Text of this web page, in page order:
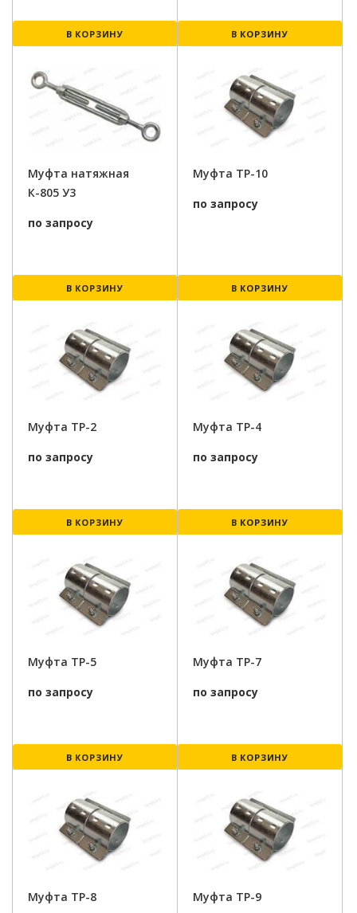
В КОРЗИНУ В КОРЗИНУ
Муфта натяжная
К-805 У3
по запросу
В КОРЗИНУ
Муфта ТР-10
по запросу
В КОРЗИНУ
Муфта ТР-2
по запросу
В КОРЗИНУ
Муфта ТР-4
по запросу
В КОРЗИНУ
Муфта ТР-5
по запросу
В КОРЗИНУ
Муфта ТР-7
по запросу
В КОРЗИНУ
Муфта ТР-8
Муфта ТР-9